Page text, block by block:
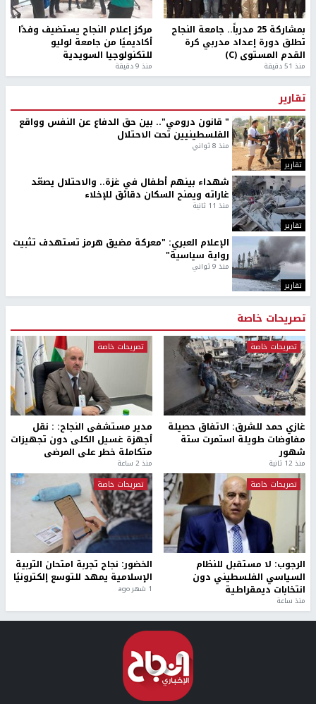
بمشاركة 25 مدرباً.. جامعة النجاح
تطلق دورة إعداد مدربي كرة
القدم المستوى (C)
منذ 51 دقيقة
مركز إعلام النجاح يستضيف وفدًا
أكاديميًا من جامعة لوليو
للتكنولوجيا السويدية
منذ 9 دقيقة
تقارير
تقارير
" قانون درومي".. بين حق الدفاع عن النفس وواقع
الفلسطينيين تحت الاحتلال
منذ 8 ثواني
تقارير
شهداء بينهم أطفال في غزة.. والاحتلال يصعّد
غاراته ويمنح السكان دقائق للإخلاء
منذ 11 ثانية
تقارير
الإعلام العبري: "معركة مضيق هرمز تستهدف تثبيت
رواية سياسية"
منذ 9 ثواني
تصريحات خاصة
تصريحات خاصة
غازي حمد للشرق: الاتفاق حصيلة
مفاوضات طويلة استمرت ستة
شهور
منذ 12 ثانية
تصريحات خاصة
مدير مستشفى النجاح: : نقل
أجهزة غسيل الكلى دون تجهيزات
متكاملة خطر على المرضى
منذ 2 ساعة
تصريحات خاصة
الرجوب: لا مستقبل للنظام
السياسي الفلسطيني دون
انتخابات ديمقراطية
منذ ساعة
تصريحات خاصة
الخضور: نجاح تجربة امتحان التربية
الإسلامية يمهد للتوسع إلكترونيًا
1 شهر ago